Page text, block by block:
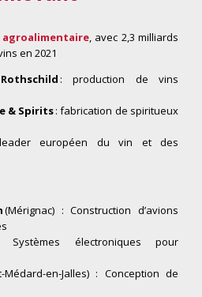
, avec 2,3 milliards
en 2021
: production de vins
& Spirits: fabrication de spiritueux
européen du vin et des
(Mérignac) : Construction d’avions
Systèmes électroniques pour
Médard-en-Jalles) : Conception de